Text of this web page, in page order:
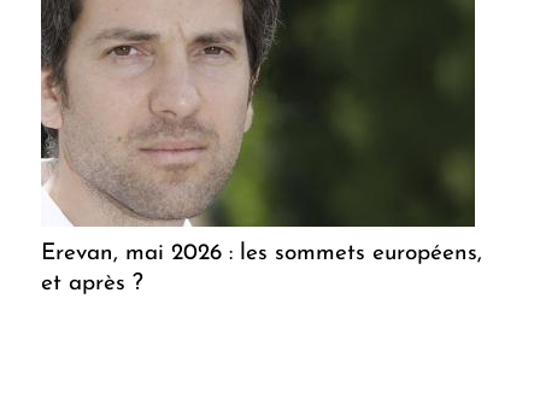
Erevan, mai 2026 : les sommets européens,
et après ?